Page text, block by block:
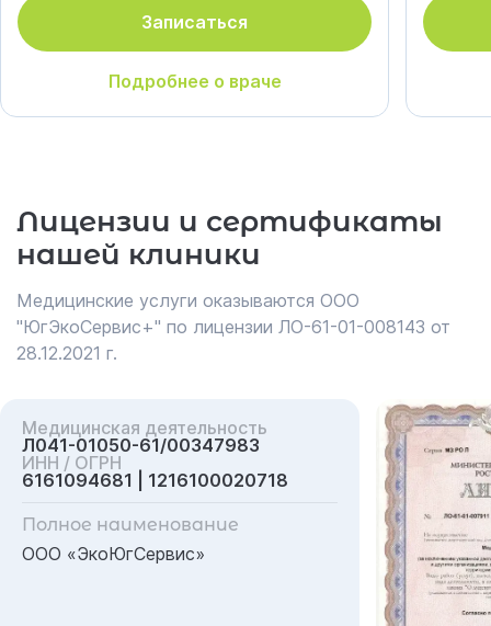
Записаться
Подробнее о враче
Лицензии и сертификаты
нашей клиники
Медицинские услуги оказываются ООО
"ЮгЭкоСервис+" по лицензии ЛО-61-01-008143 от
28.12.2021 г.
Медицинская деятельность
Л041-01050-61/00347983
ИНН / ОГРН
6161094681 | 1216100020718
Полное наименование
ООО «ЭкоЮгСервис»